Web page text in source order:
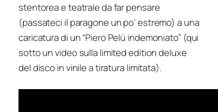
stentorea e teatrale da far pensare
(passateci il paragone un po’ estremo) a una
caricatura di un “Piero Pelù indemoniato” (qui
sotto un video sulla limited edition deluxe
del disco in vinile a tiratura limitata).